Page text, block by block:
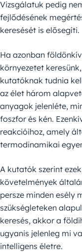
Vizsgálatuk pedig
fejlődésének
keresését is elősegíti.
Ha azonban
környezetet
kutatóknak tudnia
az élet három
anyagok jelenléte,
foszfor és kén.
reakcióihoz, amely
termodinamikai
A kutatók szerint
követelmények
persze minden esély
szükségleteken
keresés, akkor a
ugyanis jelenleg mi
intelligens életre.